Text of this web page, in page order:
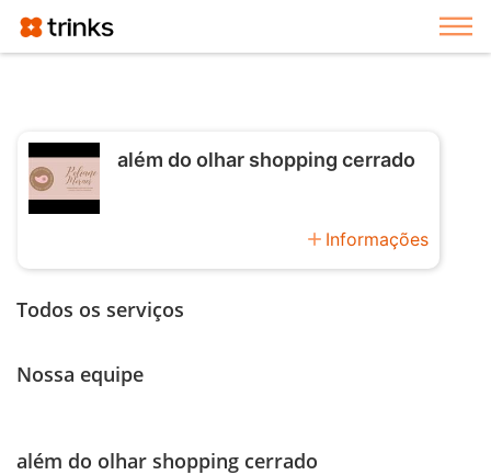
além do olhar shopping cerrado
add Informações
Todos os serviços
Nossa equipe
além do olhar shopping cerrado